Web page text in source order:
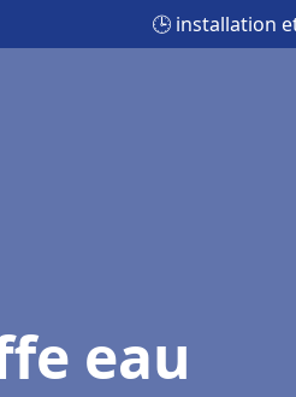
🕒 installation
eau